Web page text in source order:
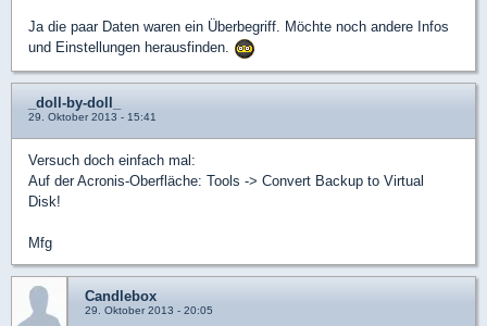
Ja die paar Daten waren ein Überbegriff. Möchte noch andere Infos
und Einstellungen herausfinden.
_doll-by-doll_
29. Oktober 2013 - 15:41
Versuch doch einfach mal:
Auf der Acronis-Oberfläche: Tools -> Convert Backup to Virtual
Disk!
Mfg
Candlebox
29. Oktober 2013 - 20:05